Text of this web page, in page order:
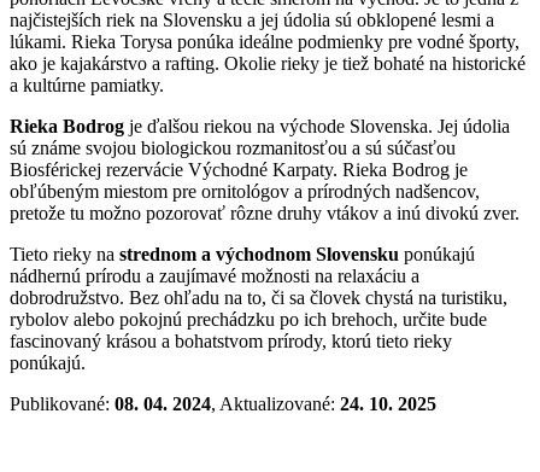
najčistejších riek na Slovensku a jej údolia sú obklopené lesmi a
lúkami. Rieka Torysa ponúka ideálne podmienky pre vodné športy,
ako je kajakárstvo a rafting. Okolie rieky je tiež bohaté na historické
a kultúrne pamiatky.
Rieka Bodrog je ďalšou riekou na východe Slovenska. Jej údolia
sú známe svojou biologickou rozmanitosťou a sú súčasťou
Biosférickej rezervácie Východné Karpaty. Rieka Bodrog je
obľúbeným miestom pre ornitológov a prírodných nadšencov,
pretože tu možno pozorovať rôzne druhy vtákov a inú divokú zver.
Tieto rieky na strednom a východnom Slovensku ponúkajú
nádhernú prírodu a zaujímavé možnosti na relaxáciu a
dobrodružstvo. Bez ohľadu na to, či sa človek chystá na turistiku,
rybolov alebo pokojnú prechádzku po ich brehoch, určite bude
fascinovaný krásou a bohatstvom prírody, ktorú tieto rieky
ponúkajú.
Publikované: 08. 04. 2024, Aktualizované: 24. 10. 2025